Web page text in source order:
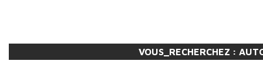
VOUS_RECHERCHEZ :